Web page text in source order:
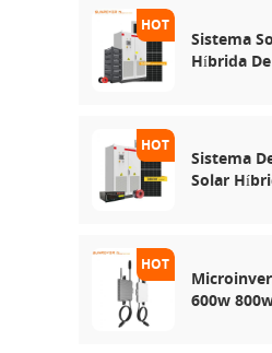
Sistema
Híbrida
Sistema
Solar
600w